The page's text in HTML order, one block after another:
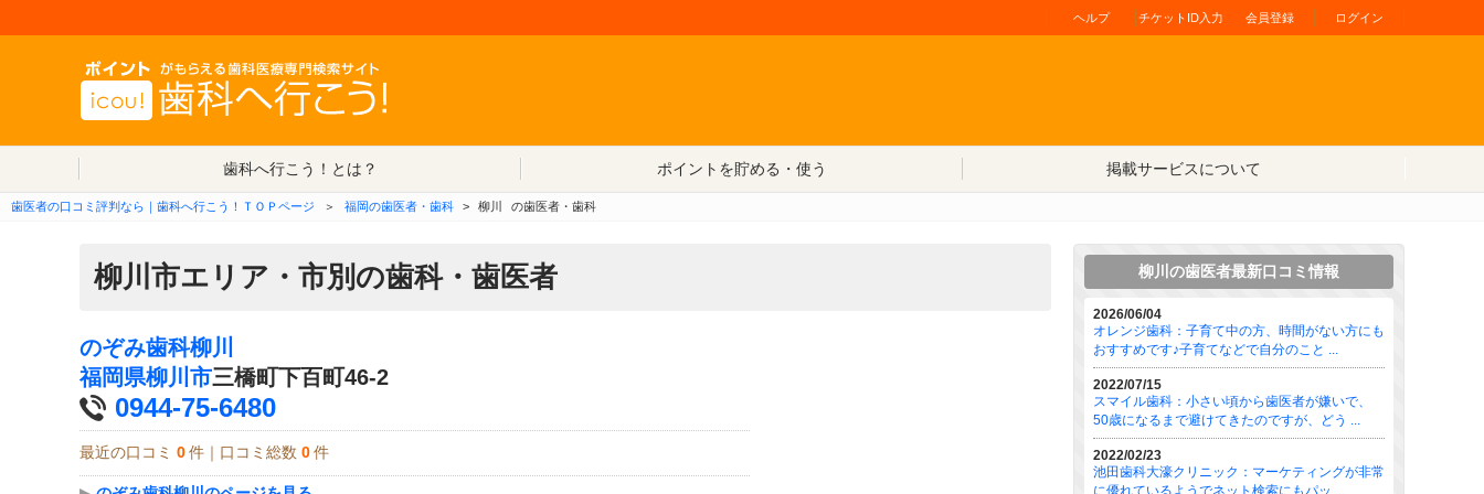
ヘルプ チケットID入力 会員登録 ログイン
歯科へ行こう！とは？
ポイントを貯める・使う 掲載サービスについて
歯医者の口コミ評判なら｜歯科へ行こう！ＴＯＰページ ＞ 福岡の歯医者・歯科 > 柳川 の歯医者・歯科
柳川市エリア・市別の歯科・歯医者
のぞみ歯科柳川
福岡県柳川市三橋町下百町46-2
0944-75-6480
最近の口コミ 0 件｜口コミ総数 0 件
柳川の歯医者最新口コミ情報
2026/06/04
オレンジ歯科：子育て中の方、時間がない方にも
おすすめです♪子育てなどで自分のこと ...
2022/07/15
スマイル歯科：小さい頃から歯医者が嫌いで、
50歳になるまで避けてきたのですが、どう ...
2022/02/23
池田歯科大濠クリニック：マーケティングが非常